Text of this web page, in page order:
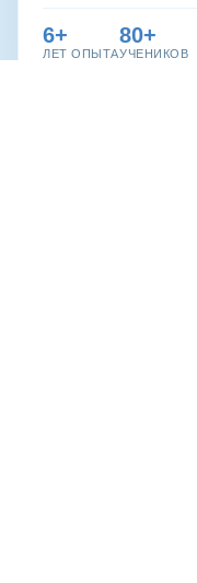
6+
ЛЕТ ОПЫТА
80+
УЧЕНИКОВ